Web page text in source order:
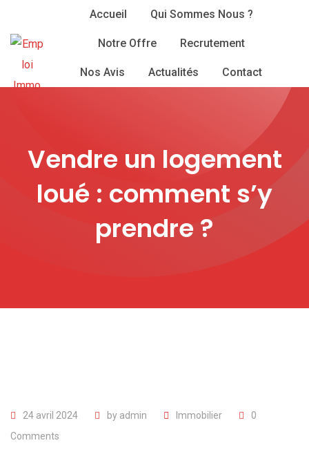
content
Accueil Qui Sommes Nous ?
Notre Offre Recrutement
Nos Avis Actualités Contact
Vendre un logement
loué : comment s’y
prendre ?
24 avril 2024 by admin Immobilier
0
Comments